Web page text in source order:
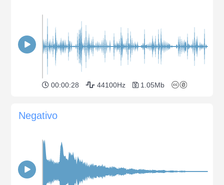
00:00:28 44100Hz 1.05Mb
Negativo